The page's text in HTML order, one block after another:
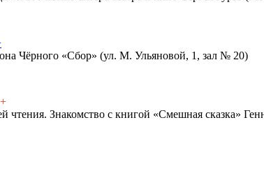
Чёрного «Сбор» (ул. М. Ульяновой, 1, зал № 20)
чтения. Знакомство с книгой «Смешная сказка»